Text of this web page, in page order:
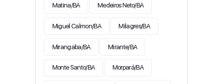
Matina/BA Medeiros Neto/BA
Miguel Calmon/BA Milagres/BA
Mirangaba/BA Mirante/BA
Monte Santo/BA Morpará/BA